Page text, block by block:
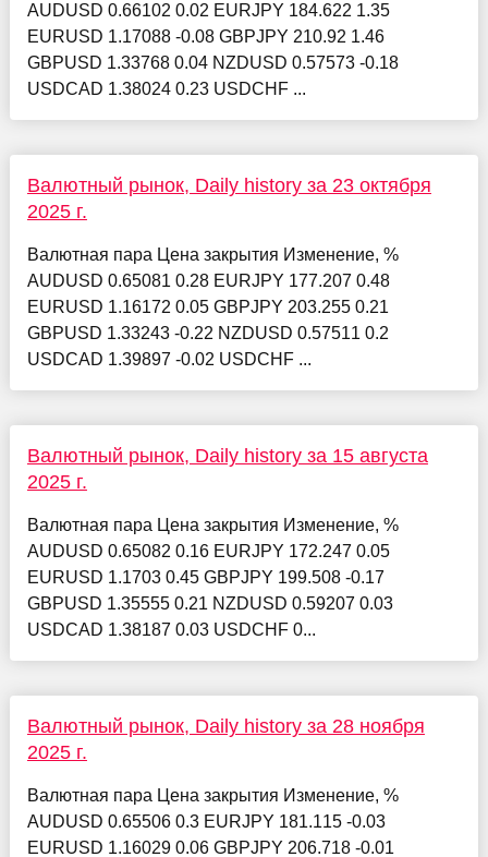
AUDUSD 0.66102 0.02 EURJPY 184.622 1.35
EURUSD 1.17088 -0.08 GBPJPY 210.92 1.46
GBPUSD 1.33768 0.04 NZDUSD 0.57573 -0.18
USDCAD 1.38024 0.23 USDCHF ...
Валютный рынок, Daily history за 23 октября
2025 г.
Валютная пара Цена закрытия Изменение, %
AUDUSD 0.65081 0.28 EURJPY 177.207 0.48
EURUSD 1.16172 0.05 GBPJPY 203.255 0.21
GBPUSD 1.33243 -0.22 NZDUSD 0.57511 0.2
USDCAD 1.39897 -0.02 USDCHF ...
Валютный рынок, Daily history за 15 августа
2025 г.
Валютная пара Цена закрытия Изменение, %
AUDUSD 0.65082 0.16 EURJPY 172.247 0.05
EURUSD 1.1703 0.45 GBPJPY 199.508 -0.17
GBPUSD 1.35555 0.21 NZDUSD 0.59207 0.03
USDCAD 1.38187 0.03 USDCHF 0...
Валютный рынок, Daily history за 28 ноября
2025 г.
Валютная пара Цена закрытия Изменение, %
AUDUSD 0.65506 0.3 EURJPY 181.115 -0.03
EURUSD 1.16029 0.06 GBPJPY 206.718 -0.01